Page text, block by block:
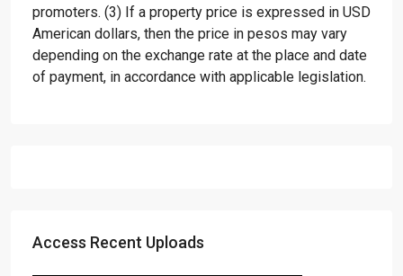
promoters. (3) If a property price is expressed in USD
American dollars, then the price in pesos may vary
depending on the exchange rate at the place and date
of payment, in accordance with applicable legislation.
Access Recent Uploads